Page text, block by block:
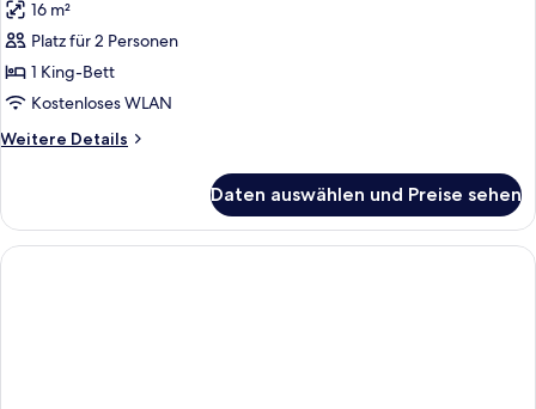
für
Double
room
anzeigen
16 m²
Platz für 2 Personen
1 King-Bett
Kostenloses WLAN
Weitere Details
Weitere
room
Daten auswählen und Preise sehen